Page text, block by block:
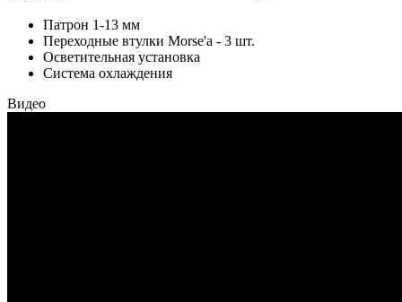
Патрон 1-13 мм
Переходные втулки Morse'a - 3 шт.
Осветительная установка
Система охлаждения
Видео